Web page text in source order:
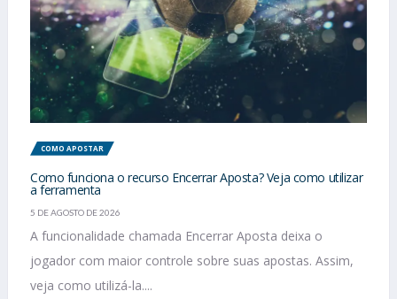
COMO APOSTAR
Como funciona o recurso Encerrar Aposta? Veja como utilizar
a ferramenta
5 DE AGOSTO DE 2026
A funcionalidade chamada Encerrar Aposta deixa o
jogador com maior controle sobre suas apostas. Assim,
veja como utilizá-la....